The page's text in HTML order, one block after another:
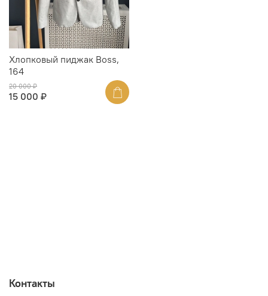
Хлопковый пиджак Boss,
164
20 000 ₽
15 000 ₽
Контакты